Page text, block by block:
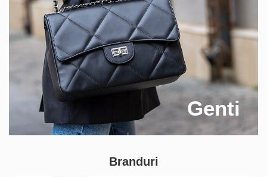
Genti
Branduri